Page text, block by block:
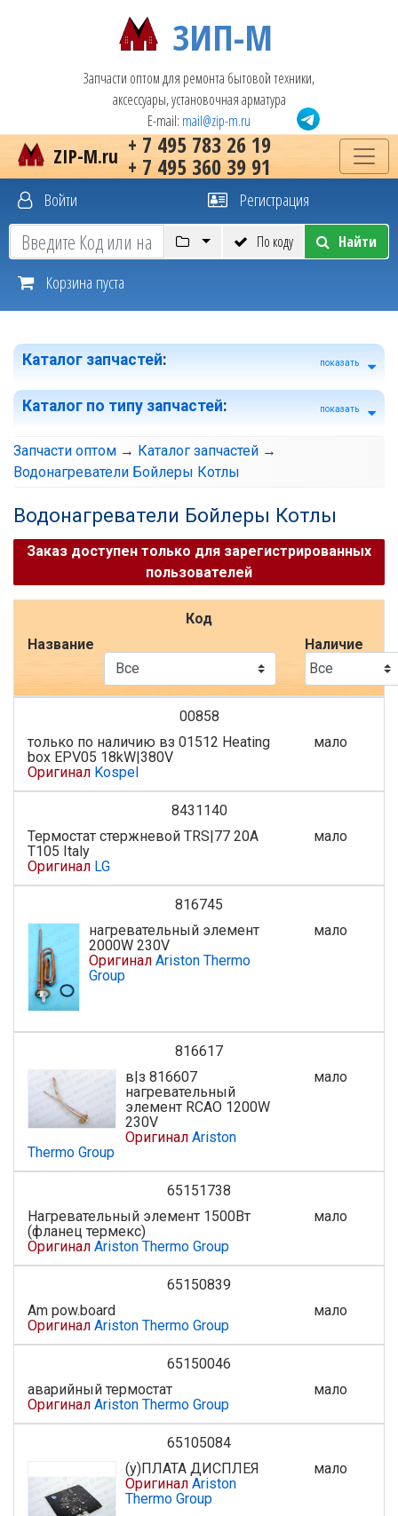
ЗИП-М
Запчасти оптом для ремонта бытовой техники,
аксессуары, установочная арматура
E-mail: mail@zip-m.ru
+ 7 495 783 26 19
+ 7 495 360 39 91
ZIP-M.ru
Войти Регистрация
По коду Найти
Корзина пуста
Каталог запчастей: показать
Каталог по типу запчастей: показать
Запчасти оптом → Каталог запчастей →
Водонагреватели Бойлеры Котлы
Водонагреватели Бойлеры Котлы
Заказ доступен только для зарегистрированных
пользователей
Код
Название
Наличие
00858
только по наличию вз 01512 Heating
box EPV05 18kW|380V
Оригинал Kospel
мало
8431140
Термостат стержневой TRS|77 20A
T105 Italy
Оригинал LG
мало
816745
нагревательный элемент
2000W 230V
Оригинал Ariston Thermo
Group
мало
816617
в|з 816607
нагревательный
элемент RCAO 1200W
230V
Оригинал Ariston
Thermo Group
мало
65151738
Нагревательный элемент 1500Вт
(фланец термекс)
Оригинал Ariston Thermo Group
мало
65150839
Am pow.board
Оригинал Ariston Thermo Group
мало
65150046
аварийный термостат
Оригинал Ariston Thermo Group
мало
65105084
(у)ПЛАТА ДИСПЛЕЯ
Оригинал Ariston
Thermo Group
мало